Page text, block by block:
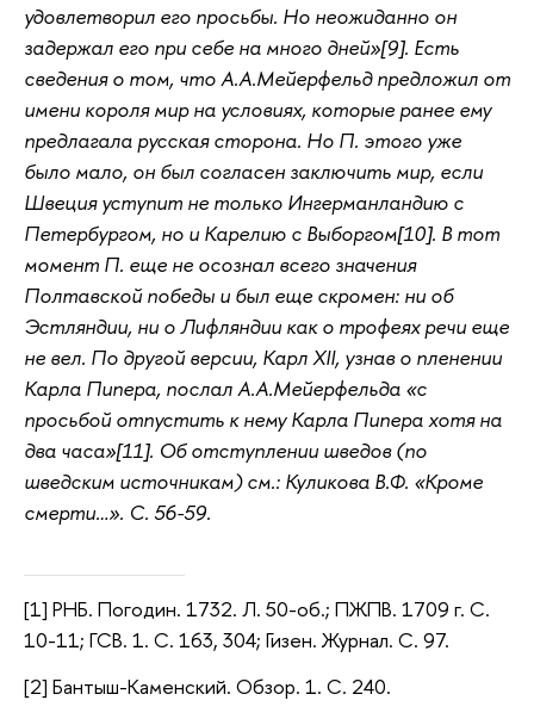
удовлетворил его просьбы. Но неожиданно он
задержал его при себе на много дней»[9]. Есть
сведения о том, что А.А.Мейерфельд предложил от
имени короля мир на условиях, которые ранее ему
предлагала русская сторона. Но П. этого уже
было мало, он был согласен заключить мир, если
Швеция уступит не только Ингерманландию с
Петербургом, но и Карелию с Выборгом[10]. В тот
момент П. еще не осознал всего значения
Полтавской победы и был еще скромен: ни об
Эстляндии, ни о Лифляндии как о трофеях речи еще
не вел. По другой версии, Карл XII, узнав о пленении
Карла Пипера, послал А.А.Мейерфельда «с
просьбой отпустить к нему Карла Пипера хотя на
два часа»[11]. Об отступлении шведов (по
шведским источникам) см.: Куликова В.Ф. «Кроме
смерти…». С. 56-59.
[1] РНБ. Погодин. 1732. Л. 50-об.; ПЖПВ. 1709 г. С.
10-11; ГСВ. 1. С. 163, 304; Гизен. Журнал. С. 97.
[2] Бантыш-Каменский. Обзор. 1. С. 240.